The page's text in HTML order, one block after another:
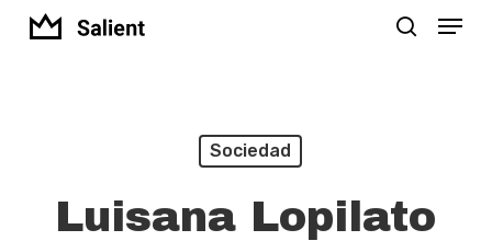
Skip
Menu
Sociedad
Luisana Lopilato